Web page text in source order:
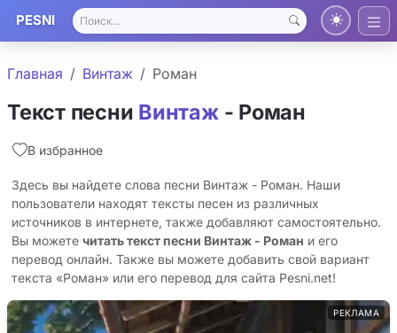
PESNI
Главная Винтаж Роман
Текст песни Винтаж- Роман
В избранное
Здесь вы найдете слова песни Винтаж - Роман. Наши
пользователи находят тексты песен из различных
источников в интернете, также добавляют самостоятельно.
Вы можете читать текст песни Винтаж - Роман и его
перевод онлайн. Также вы можете добавить свой вариант
текста «Роман» или его перевод для сайта Pesni.net!
РЕКЛАМА